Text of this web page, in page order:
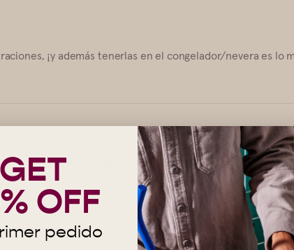
¡y además tenerlas en el congelador/nevera es lo
encantan! Son sabrosas y se fríen muy bien para
MÁS RESEÑAS
GET
OFF
pedido